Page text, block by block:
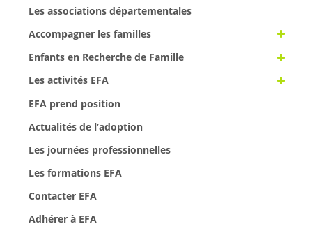
Les associations départementales
Accompagner les familles
Enfants en Recherche de Famille
Les activités EFA
EFA prend position
Actualités de l’adoption
Les journées professionnelles
Les formations EFA
Contacter EFA
Adhérer à EFA